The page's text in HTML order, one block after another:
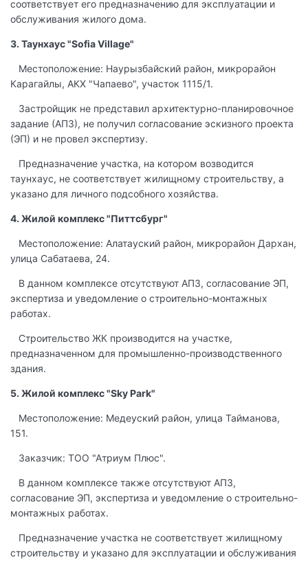
соответствует его предназначению для эксплуатации и
обслуживания жилого дома.
3. Таунхаус "Sofia Village"
Местоположение: Наурызбайский район, микрорайон
Карагайлы, АКХ "Чапаево", участок 1115/1.
Застройщик не представил архитектурно-планировочное
задание (АПЗ), не получил согласование эскизного проекта
(ЭП) и не провел экспертизу.
Предназначение участка, на котором возводится
таунхаус, не соответствует жилищному строительству, а
указано для личного подсобного хозяйства.
4. Жилой комплекс "Питтсбург"
Местоположение: Алатауский район, микрорайон Дархан,
улица Сабатаева, 24.
В данном комплексе отсутствуют АПЗ, согласование ЭП,
экспертиза и уведомление о строительно-монтажных
работах.
Строительство ЖК производится на участке,
предназначенном для промышленно-производственного
здания.
5. Жилой комплекс "Sky Park"
Местоположение: Медеуский район, улица Тайманова,
151.
Заказчик: ТОО "Атриум Плюс".
В данном комплексе также отсутствуют АПЗ,
согласование ЭП, экспертиза и уведомление о строительно-
монтажных работах.
Предназначение участка не соответствует жилищному
строительству и указано для эксплуатации и обслуживания